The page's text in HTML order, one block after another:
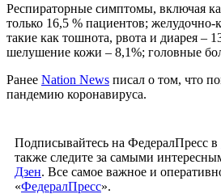
Респираторные симптомы, включая
только 16,5 % пациентов;
такие как тошнота, рвота и диарея –
шелушение кожи – 8,1%; головные
Ранее Nation News писал о том, что
пандемию коронавируса.
Подписывайтесь на ФедералПресс в
также следите за самыми
Дзен. Все самое важное и
«ФедералПресс».